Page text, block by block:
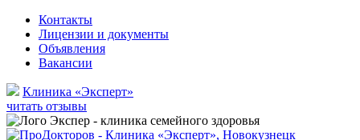
Контакты
Лицензии и документы
Объявления
Вакансии
Клиника «Эксперт»
читать отзывы